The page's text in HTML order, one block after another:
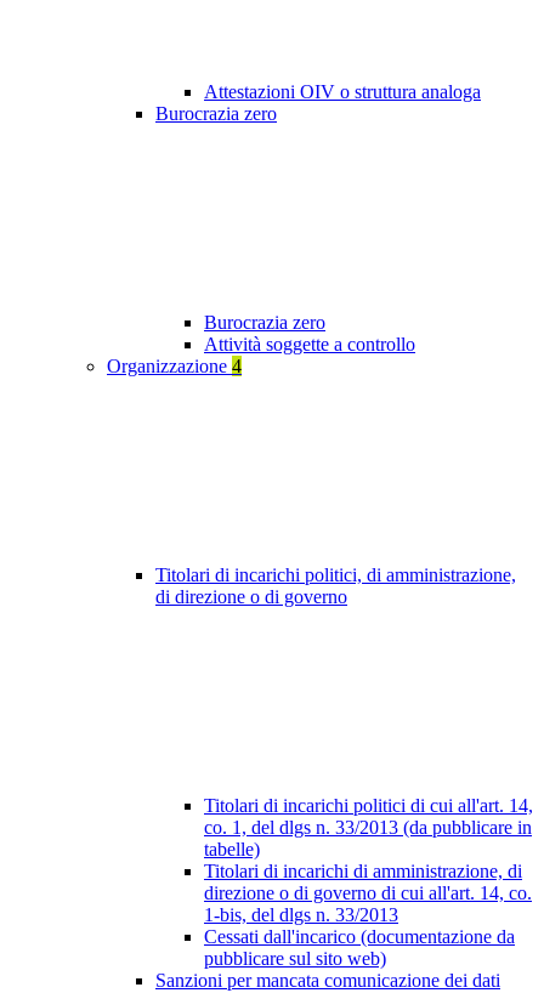
Attestazioni OIV o struttura analoga
Burocrazia zero
Burocrazia zero
Attività soggette a controllo
Organizzazione 4
Titolari di incarichi politici, di amministrazione,
di direzione o di governo
Titolari di incarichi politici di cui all'art. 14,
co. 1, del dlgs n. 33/2013 (da pubblicare in
tabelle)
Titolari di incarichi di amministrazione, di
direzione o di governo di cui all'art. 14, co.
1-bis, del dlgs n. 33/2013
Cessati dall'incarico (documentazione da
pubblicare sul sito web)
Sanzioni per mancata comunicazione dei dati